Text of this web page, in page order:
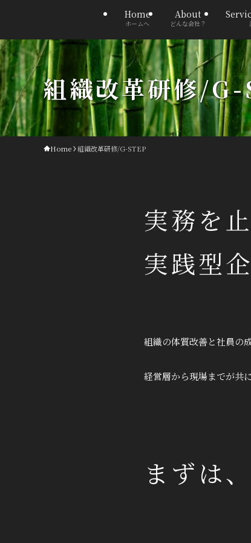
Home
ホームへ
About
どんな会社？
組織改革研修/
Home 組織改革研修/G-STEP
実務を
実践型
組織の体質改善と社員の
経営層から現場までが共
まずは